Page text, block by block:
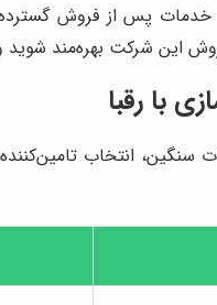
خدمات پس از فروش
این شرکت بهره‌مند شوید
با رقبا
سنگین، انتخاب